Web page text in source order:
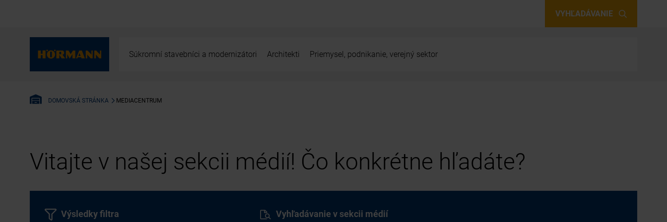
VYHĽADÁVANIE
Súkromní stavebníci a modernizátori Architekti Priemysel, podnikanie, verejný sektor
DOMOVSKÁ STRÁNKA MEDIACENTRUM
Vitajte v našej sekcii médií! Čo konkrétne hľadáte?
Vyhľadávanie v sekcii médií
Výsledky filtra